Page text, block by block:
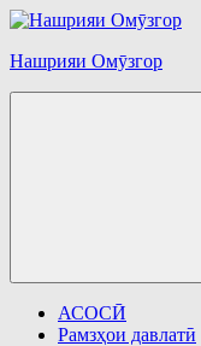
Перейти
содержимому
Нашрияи Омӯзгор
АСОСӢ
Рамзҳои давлатӣ